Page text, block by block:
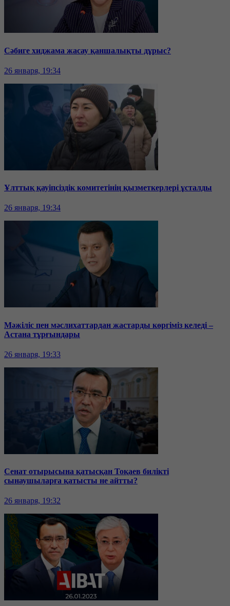
Сәбиге хиджама жасау қаншалықты дұрыс?
26 января, 19:34
Ұлттық қауіпсіздік комитетінің қызметкерлері ұсталды
26 января, 19:34
Мәжіліс пен мәслихаттардан жастарды көргіміз келеді –
Астана тұрғындары
26 января, 19:33
Сенат отырысына қатысқан Тоқаев билікті
сынаушыларға қатысты не айтты?
26 января, 19:32